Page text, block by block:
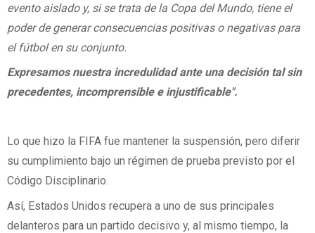
evento aislado y, si se trata de la Copa del Mundo, tiene el
poder de generar consecuencias positivas o negativas para
el fútbol en su conjunto.
Expresamos nuestra incredulidad ante una decisión tal sin
precedentes, incomprensible e injustificable".
Lo que hizo la FIFA fue mantener la suspensión, pero diferir
su cumplimiento bajo un régimen de prueba previsto por el
Código Disciplinario.
Así, Estados Unidos recupera a uno de sus principales
delanteros para un partido decisivo y, al mismo tiempo, la